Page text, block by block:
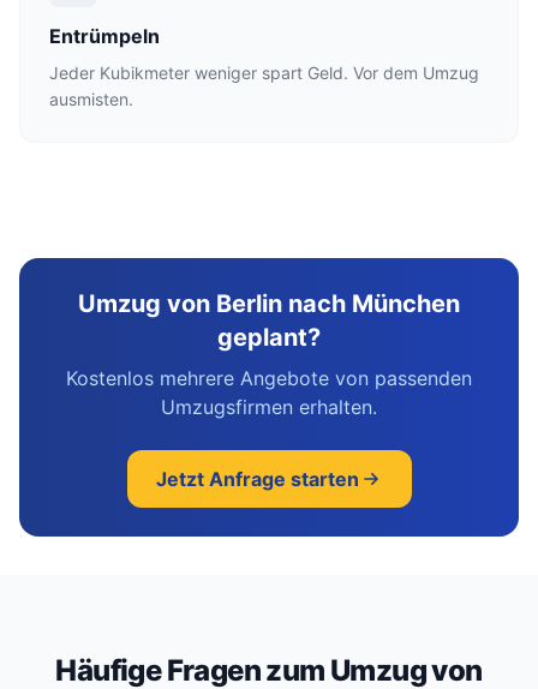
Entrümpeln
Jeder Kubikmeter weniger spart Geld. Vor dem Umzug
ausmisten.
Umzug von Berlin nach München
geplant?
Kostenlos mehrere Angebote von passenden
Umzugsfirmen erhalten.
Jetzt Anfrage starten
Häufige Fragen zum Umzug von